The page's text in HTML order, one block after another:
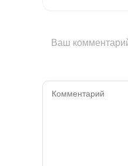
Ваш